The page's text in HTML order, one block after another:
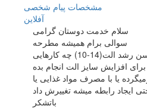
مشخصات پیام شخصی
آفلاين
سلام خدمت دوستان گرامی
سوالی برام همیشه مطرحه
یک فردی که در سن بلوغه یا سن رشد الت(14-10) چه کارهایی
برای افزایش سایز الت انجام بده
یا با مصرف مواد غذایی یا
ایجاد رابطه میشه تغییرش داد
باتشکر